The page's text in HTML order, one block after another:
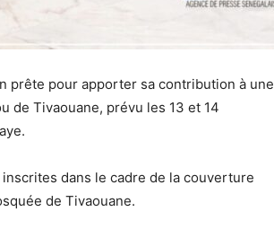
prête pour apporter sa contribution à une
de Tivaouane, prévu les 13 et 14
dans le cadre de la couverture
de Tivaouane.